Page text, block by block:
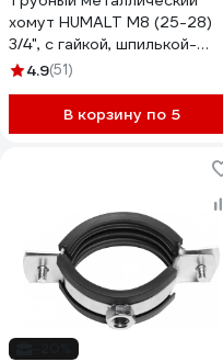
хомут HUMALT М8 (25-28)
3/4", с гайкой, шпилькой-
шурупом и дюбелем
4.9(51)
В корзину по 5